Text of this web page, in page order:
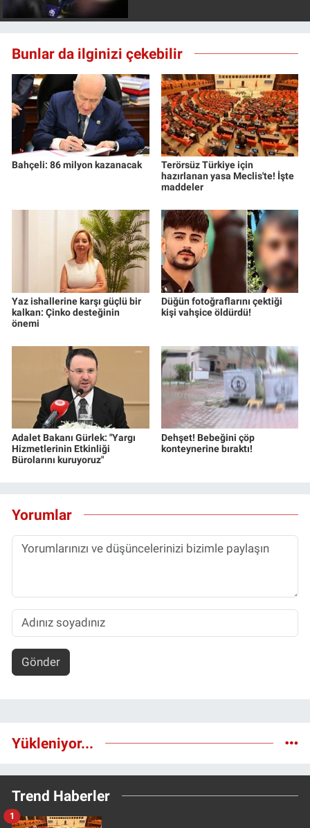
Bunlar da ilginizi çekebilir
Bahçeli: 86 milyon kazanacak
Terörsüz Türkiye için
hazırlanan yasa Meclis'te! İşte
maddeler
Yaz ishallerine karşı güçlü bir
kalkan: Çinko desteğinin
önemi
Düğün fotoğraflarını çektiği
kişi vahşice öldürdü!
Adalet Bakanı Gürlek: "Yargı
Hizmetlerinin Etkinliği
Bürolarını kuruyoruz"
Dehşet! Bebeğini çöp
konteynerine bıraktı!
Yorumlar
Gönder
Yükleniyor...
Trend Haberler
1